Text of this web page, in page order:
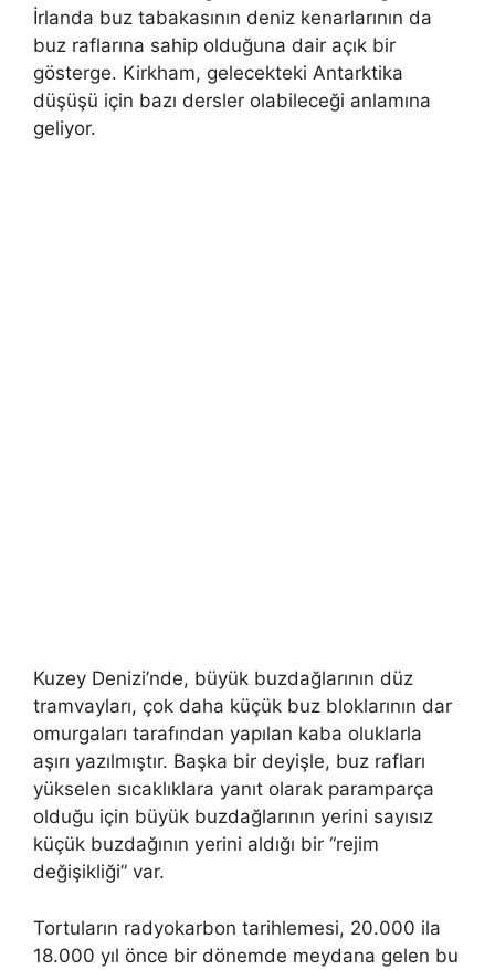
İrlanda buz tabakasının deniz kenarlarının da
buz raflarına sahip olduğuna dair açık bir
gösterge. Kirkham, gelecekteki Antarktika
düşüşü için bazı dersler olabileceği anlamına
geliyor.
Kuzey Denizi’nde, büyük buzdağlarının düz
tramvayları, çok daha küçük buz bloklarının dar
omurgaları tarafından yapılan kaba oluklarla
aşırı yazılmıştır. Başka bir deyişle, buz rafları
yükselen sıcaklıklara yanıt olarak paramparça
olduğu için büyük buzdağlarının yerini sayısız
küçük buzdağının yerini aldığı bir “rejim
değişikliği” var.
Tortuların radyokarbon tarihlemesi, 20.000 ila
18.000 yıl önce bir dönemde meydana gelen bu